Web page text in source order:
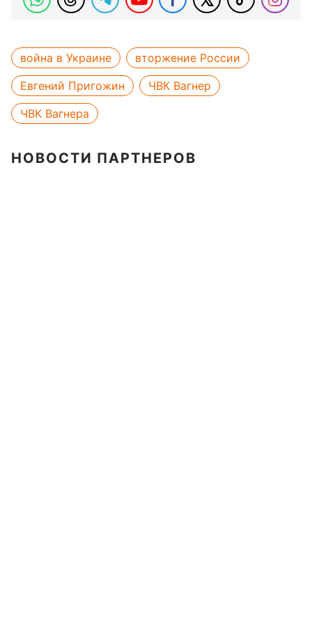
война в Украине
вторжение России
Евгений Пригожин
ЧВК Вагнер
ЧВК Вагнера
НОВОСТИ ПАРТНЕРОВ